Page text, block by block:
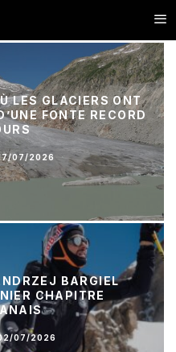
LES GLACIERS ONT
FONTE RECORD
07/2026
BARGIEL
CHAPITRE
07/2026